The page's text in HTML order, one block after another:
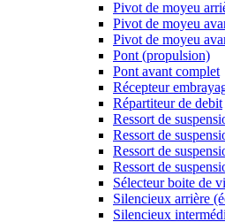
Pivot de moyeu
Pivot de moyeu
Pivot de moyeu
Pont (propulsion)
Pont avant complet
Récepteur
Répartiteur de debit
Ressort de
Ressort de
Ressort de
Ressort de
Sélecteur boite de
Silencieux arrière
Silencieux